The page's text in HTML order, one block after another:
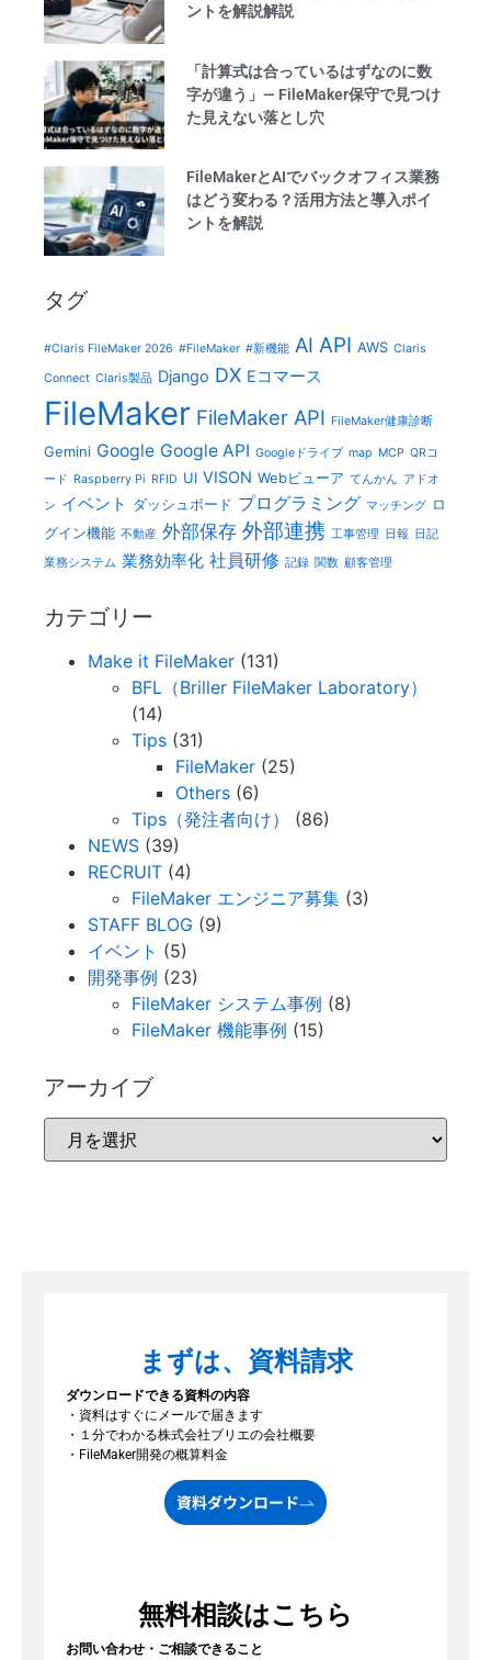
ントを解説解説
「計算式は合っているはずなのに数
字が違う」— FileMaker保守で見つけ
た見えない落とし穴
FileMakerとAIでバックオフィス業務
はどう変わる？活用方法と導入ポイ
ントを解説
タグ
#Claris FileMaker 2026 #FileMaker #新機能 AI API AWS Claris
Connect Claris製品 Django DX Eコマース
FileMaker FileMaker API FileMaker健康診断
Gemini Google Google API Googleドライブ map MCP QRコ
ード Raspberry Pi RFID UI VISON Webビューア てんかん アドオ
ン イベント ダッシュボード プログラミング マッチング ロ
グイン機能 不動産 外部保存 外部連携 工事管理 日報 日記
業務システム 業務効率化 社員研修 記録 関数 顧客管理
カテゴリー
Make it FileMaker (131)
BFL（Briller FileMaker Laboratory）
(14)
Tips (31)
FileMaker (25)
Others (6)
Tips（発注者向け）
(86)
NEWS (39)
RECRUIT (4)
FileMaker エンジニア募集 (3)
STAFF BLOG (9)
イベント (5)
開発事例 (23)
FileMaker システム事例 (8)
FileMaker 機能事例 (15)
アーカイブ
まずは、資料請求
ダウンロードできる資料の内容
・資料はすぐにメールで届きます
・１分でわかる株式会社ブリエの会社概要
・FileMaker開発の概算料金
資料ダウンロード
無料相談はこちら
お問い合わせ・ご相談できること